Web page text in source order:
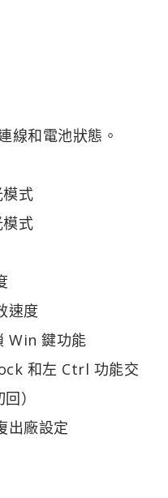
線和電池狀態。
式
式
速度
Win 鍵功能
和左 Ctrl 功能交
）
出廠設定